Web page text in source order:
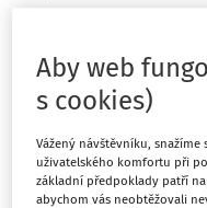
Zatím jste si
Aby web
s cookies)
Vážený návštěvníku,
uživatelského komfortu při
základní předpoklady patří
abychom vás neobtěžovali